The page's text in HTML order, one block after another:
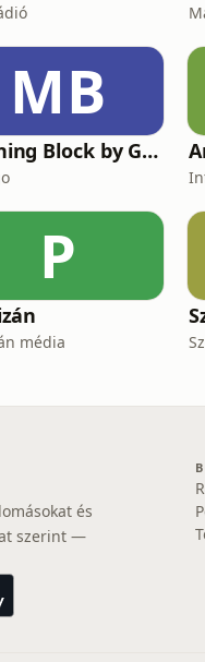
MB
Morning Block by Gr1ngo
P
média
és
szerint —